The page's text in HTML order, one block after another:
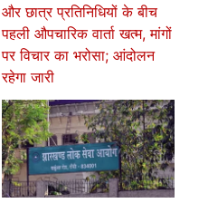
और छात्र प्रतिनिधियों के बीच
पहली औपचारिक वार्ता खत्म, मांगों
पर विचार का भरोसा; आंदोलन
रहेगा जारी